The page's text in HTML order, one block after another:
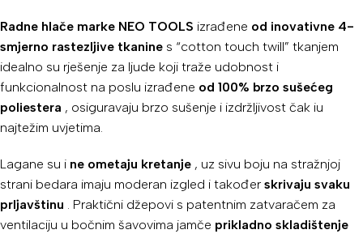
Radne hlače marke NEO TOOLS izrađene od inovativne 4-
smjerno rastezljive tkanine s “cotton touch twill” tkanjem
idealno su rješenje za ljude koji traže udobnost i
funkcionalnost na poslu izrađene od 100% brzo sušećeg
poliestera , osiguravaju brzo sušenje i izdržljivost čak iu
najtežim uvjetima.
Lagane su i ne ometaju kretanje , uz sivu boju na stražnjoj
strani bedara imaju moderan izgled i također skrivaju svaku
prljavštinu . Praktični džepovi s patentnim zatvaračem za
ventilaciju u bočnim šavovima jamče prikladno skladištenje